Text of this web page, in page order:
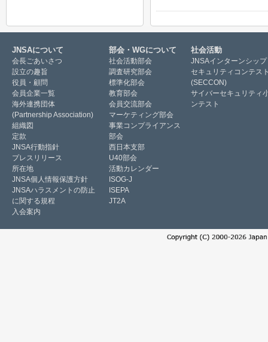
JNSAについて
会長ごあいさつ
設立の趣旨
役員・顧問
会員企業一覧
海外連携団体
(Partnership Association)
組織図
定款
JNSA行動指針
プレスリリース
所在地
JNSA個人情報保護方針
JNSAハラスメントの防止
に関する規程
入会案内
部会・WGについて
社会活動部会
調査研究部会
標準化部会
教育部会
会員交流部会
マーケティング部会
事業コンプライアンス
部会
西日本支部
U40部会
活動カレンダー
ISOG-J
ISEPA
JT2A
社会活動
JNSAインターンシップ
セキュリティコンテス
(SECCON)
サイバーセキュリティ
ンテスト